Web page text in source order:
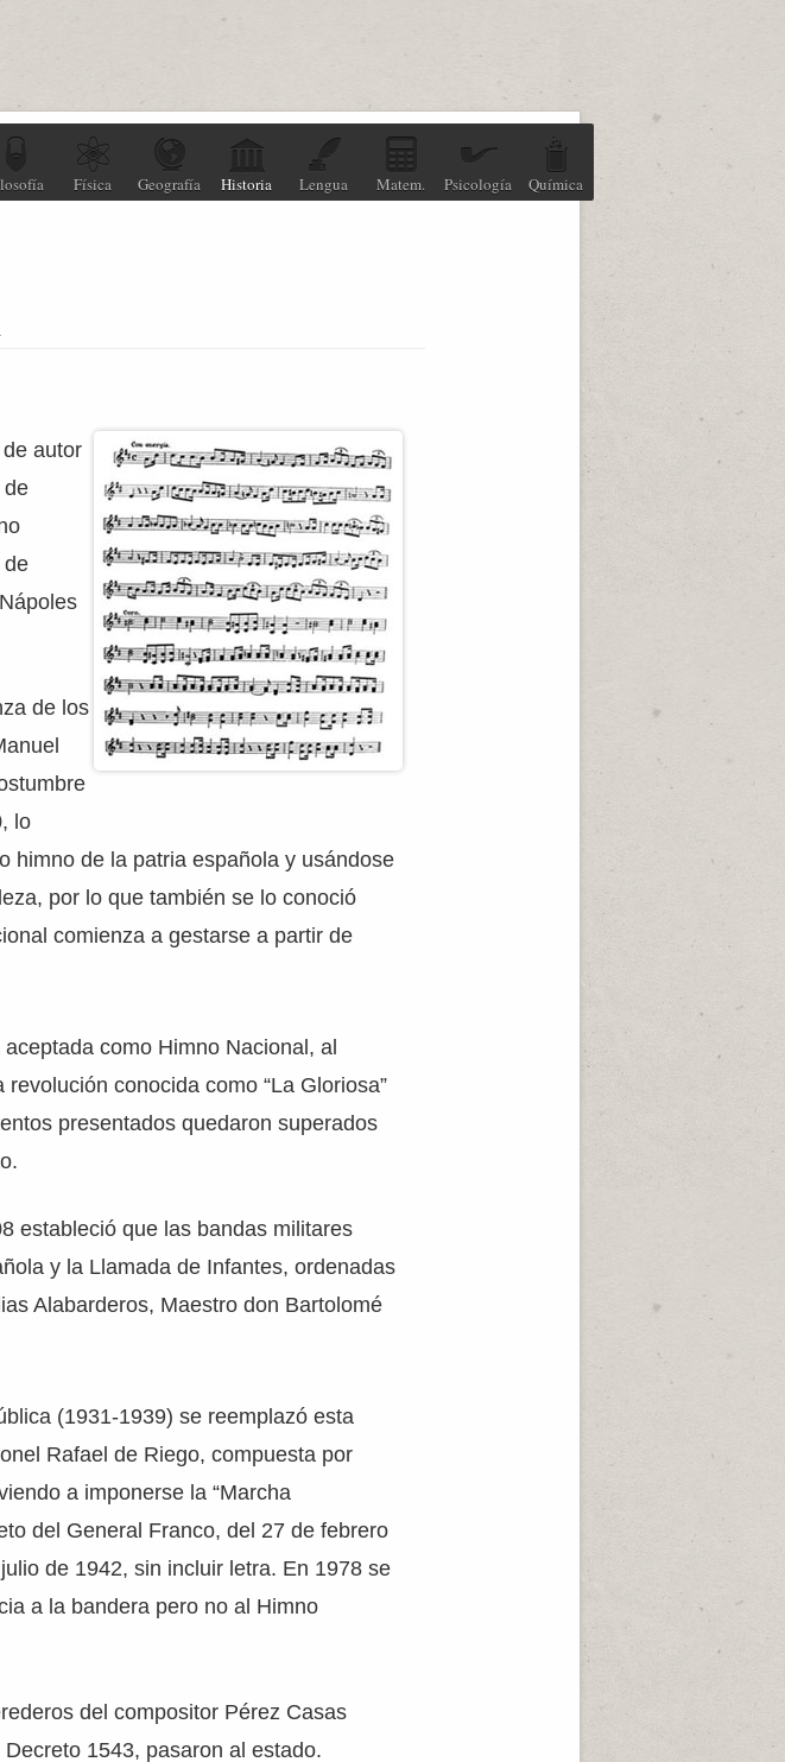
Física Geografía Historia Lengua Matem. Psicología Química
autor
de
de
de los
lo
himno de la patria española y usándose
por lo que también se lo conoció
comienza a gestarse a partir de
como Himno Nacional, al
conocida como “La Gloriosa”
presentados quedaron superados
estableció que las bandas militares
y la Llamada de Infantes, ordenadas
Alabarderos, Maestro don Bartolomé
(1931-1939) se reemplazó esta
Rafael de Riego, compuesta por
a imponerse la “Marcha
del General Franco, del 27 de febrero
de 1942, sin incluir letra. En 1978 se
a la bandera pero no al Himno
del compositor Pérez Casas
1543, pasaron al estado.